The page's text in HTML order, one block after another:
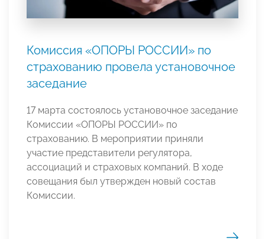
Комиссия «ОПОРЫ РОССИИ» по
страхованию провела установочное
заседание
17 марта состоялось установочное заседание
Комиссии «ОПОРЫ РОССИИ» по
страхованию. В мероприятии приняли
участие представители регулятора,
ассоциаций и страховых компаний. В ходе
совещания был утвержден новый состав
Комиссии.